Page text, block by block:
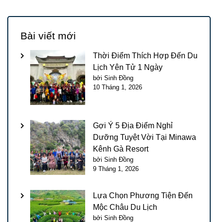
Bài viết mới
Thời Điểm Thích Hợp Đến Du
Lịch Yên Tử 1 Ngày
bởi Sinh Đồng
10 Tháng 1, 2026
Gợi Ý 5 Địa Điểm Nghỉ
Dưỡng Tuyệt Vời Tại Minawa
Kênh Gà Resort
bởi Sinh Đồng
9 Tháng 1, 2026
Lựa Chọn Phương Tiện Đến
Mộc Châu Du Lịch
bởi Sinh Đồng